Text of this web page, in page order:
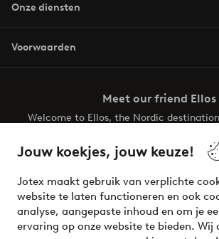
Jouw koekjes, jouw keuze!
Jotex maakt gebruik van verplichte
website te laten functioneren en ook
analyse, aangepaste inhoud en om je
ervaring op onze website te bieden. Wij
Onze diensten
Voorwaarden
Meet our friend Ellos
Welcome to Ellos, the Nordic
your wardrobe. Your next inspiring